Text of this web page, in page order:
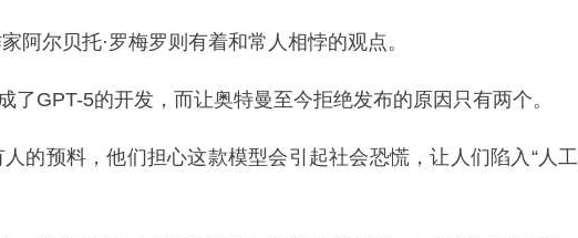
阿尔贝托·罗梅罗则有着和常人相悖的观点。
了GPT-5的开发，而让奥特曼至今拒绝发布的原因只有两个。
的预料，他们担心这款模型会引起社会恐慌，让人们陷入“人工